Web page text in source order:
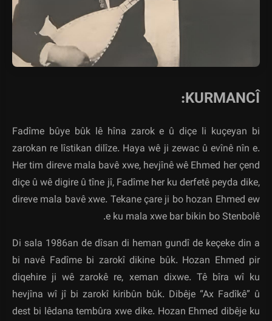
KURMANCÎ:
Fadîme bûye bûk lê hîna zarok e û diçe li kuçeyan bi
zarokan re lîstikan dilîze. Haya wê ji zewac û evînê nîn e.
Her tim direve mala bavê xwe, hevjînê wê Ehmed her çend
diçe û wê digire û tîne jî, Fadîme her ku derfetê peyda dike,
direve mala bavê xwe. Tekane çare ji bo hozan Ehmed ew
e ku mala xwe bar bikin bo Stenbolê.
Di sala 1986an de dîsan di heman gundî de keçeke din a
bi navê Fadîme bi zarokî dikine bûk. Hozan Ehmed pir
diqehire ji wê zarokê re, xeman dixwe. Tê bîra wî ku
hevjîna wî jî bi zarokî kiribûn bûk. Dibêje “Ax Fadîkê” û
dest bi lêdana tembûra xwe dike. Hozan Ehmed dibêje ku